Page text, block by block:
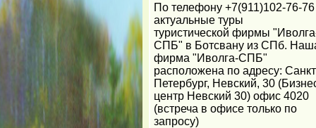
По телефону +7(911)102-76-76
актуальные туры
туристической фирмы
СПБ" в Ботсвану из СПб.
фирма "Иволга-СПБ"
расположена по адресу:
Петербург, Невский, 30
центр Невский 30) офис 4020
(встреча в офисе только по
запросу)